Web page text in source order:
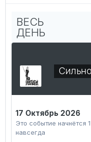
ВЕСЬ
ДЕНЬ
17 Октябрь 2026
Это событие начнётся
навсегда